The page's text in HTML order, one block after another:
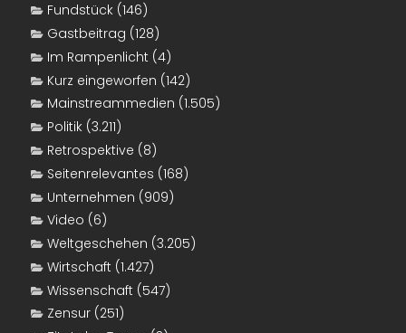
Fundstück (146)
Gastbeitrag (128)
Im Rampenlicht (4)
Kurz eingeworfen (142)
Mainstreammedien (1.505)
Politik (3.211)
Retrospektive (8)
Seitenrelevantes (168)
Unternehmen (909)
Video (6)
Weltgeschehen (3.205)
Wirtschaft (1.427)
Wissenschaft (547)
Zensur (251)